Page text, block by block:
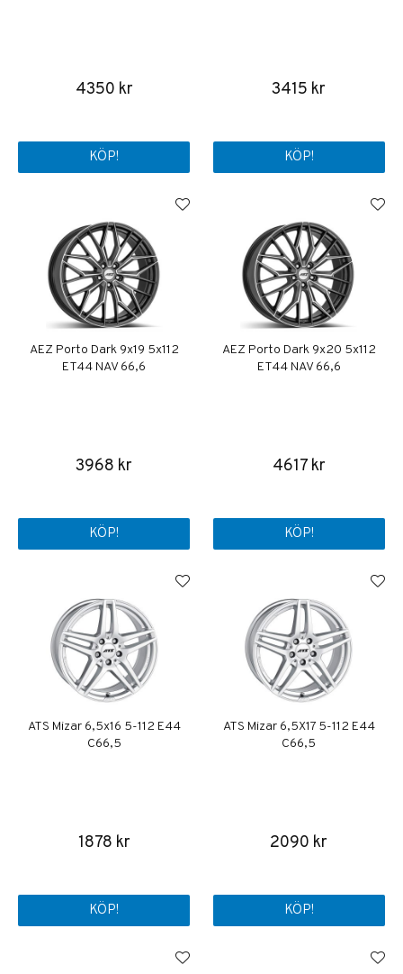
4350 kr
KÖP!
3415 kr
KÖP!
AEZ Porto Dark 9x19 5x112
ET44 NAV 66,6
3968 kr
KÖP!
AEZ Porto Dark 9x20 5x112
ET44 NAV 66,6
4617 kr
KÖP!
ATS Mizar 6,5x16 5-112 E44
C66,5
1878 kr
KÖP!
ATS Mizar 6,5X17 5-112 E44
C66,5
2090 kr
KÖP!